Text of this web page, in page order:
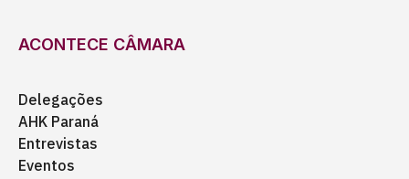
ACONTECE CÂMARA
Delegações
AHK Paraná
Entrevistas
Eventos